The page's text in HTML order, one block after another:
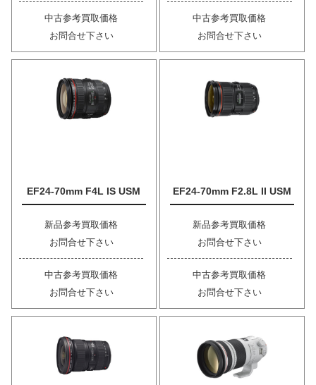
中古参考買取価格
お問合せ下さい
中古参考買取価格
お問合せ下さい
EF24-70mm F4L IS USM
新品参考買取価格
お問合せ下さい
中古参考買取価格
お問合せ下さい
EF24-70mm F2.8L II USM
新品参考買取価格
お問合せ下さい
中古参考買取価格
お問合せ下さい